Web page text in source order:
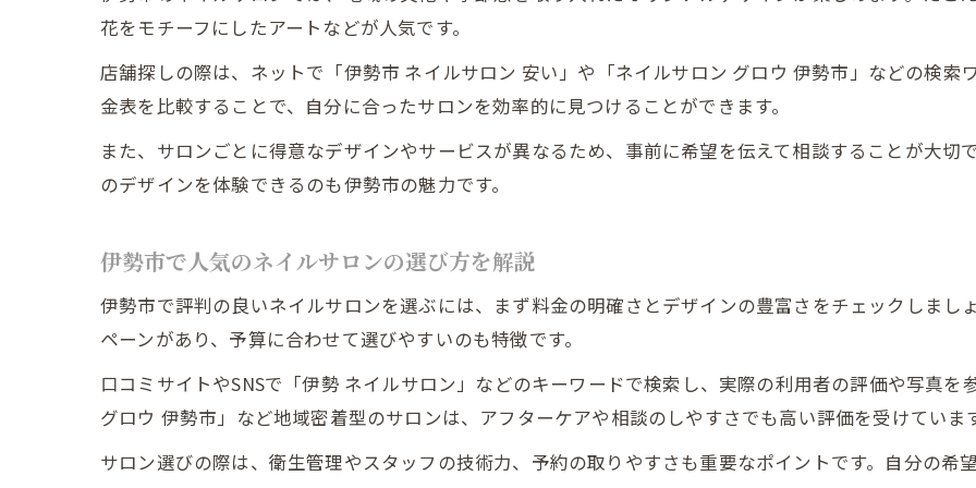
地元で流行するネイルアートの傾向と選び方
伊勢市で支持されるネイルの魅力を分析
納得の料金で楽しむネイルアートのコツ
自分に合ったメニュー選びで無駄なくネイル
料金に納得して選ぶネイルアートの楽しみ方
花をモチーフにしたアートなどが人気です。
店舗探しの際は、ネットで「伊勢市 ネイルサロン 安い」や「ネイルサロン グロウ 伊勢市」などの検索
金表を比較することで、自分に合ったサロンを効率的に見つけることができます。
また、サロンごとに得意なデザインやサービスが異なるため、事前に希望を伝えて相談することが大切
のデザインを体験できるのも伊勢市の魅力です。
伊勢市で人気のネイルサロンの選び方を解説
伊勢市で評判の良いネイルサロンを選ぶには、まず料金の明確さとデザインの豊富さをチェックしまし
ペーンがあり、予算に合わせて選びやすいのも特徴です。
口コミサイトやSNSで「伊勢 ネイルサロン」などのキーワードで検索し、実際の利用者の評価や写真
グロウ 伊勢市」など地域密着型のサロンは、アフターケアや相談のしやすさでも高い評価を受けていま
サロン選びの際は、衛生管理やスタッフの技術力、予約の取りやすさも重要なポイントです。自分の希